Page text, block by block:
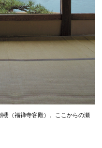
（福禅寺客殿）。ここからの瀬